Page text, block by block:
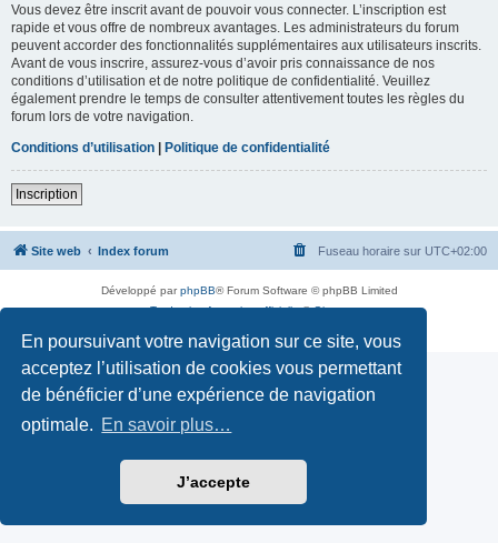
En poursuivant votre navigation sur ce site, vous
acceptez l’utilisation de cookies vous permettant
de bénéficier d’une expérience de navigation
optimale. En savoir plus…
J’accepte
Vous devez être inscrit avant de pouvoir vous connecter. L’inscription est
rapide et vous offre de nombreux avantages. Les administrateurs du forum
peuvent accorder des fonctionnalités supplémentaires aux utilisateurs inscrits.
Avant de vous inscrire, assurez-vous d’avoir pris connaissance de nos
conditions d’utilisation et de notre politique de confidentialité. Veuillez
également prendre le temps de consulter attentivement toutes les règles du
forum lors de votre navigation.
Conditions d’utilisation | Politique de confidentialité
Inscription
Site web Index forum Fuseau horaire sur UTC+02:00
Développé parphpBB® Forum Software © phpBB Limited
Traduction française officielle©Qiaeru